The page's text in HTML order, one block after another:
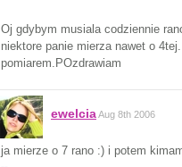
Oj gdybym musiala codziennie
niektore panie mierza nawet o
pomiarem.POzdrawiam
ewelciaAug 8th 2006
ja mierze o 7 rano :) i potem